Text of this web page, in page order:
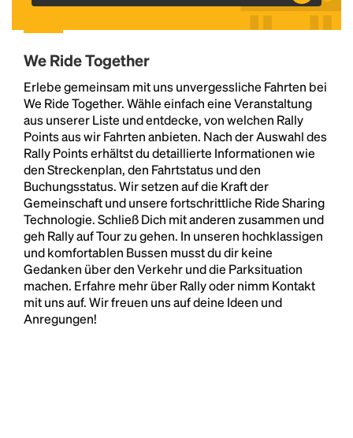
We Ride Together
Erlebe gemeinsam mit uns unvergessliche Fahrten bei
We Ride Together. Wähle einfach eine Veranstaltung
aus unserer Liste und entdecke, von welchen Rally
Points aus wir Fahrten anbieten. Nach der Auswahl des
Rally Points erhältst du detaillierte Informationen wie
den Streckenplan, den Fahrtstatus und den
Buchungsstatus. Wir setzen auf die Kraft der
Gemeinschaft und unsere fortschrittliche Ride Sharing
Technologie. Schließ Dich mit anderen zusammen und
geh Rally auf Tour zu gehen. In unseren hochklassigen
und komfortablen Bussen musst du dir keine
Gedanken über den Verkehr und die Parksituation
machen. Erfahre mehr über Rally oder nimm Kontakt
mit uns auf. Wir freuen uns auf deine Ideen und
Anregungen!
Headline
Lorem Ipsum is simply dummy text of the printing
and typesetting industry.Lorem Ipsum has been the
industry's standarddummy text ever since the
1500s, when an unknown printer took a galley of
type and scrambled it to make a type specimen
book. It has survived not only five centuries, but also
the leap into electronic typesetting, remaining
essentially unchanged.